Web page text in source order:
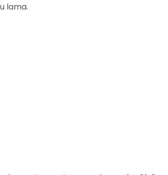
lama.